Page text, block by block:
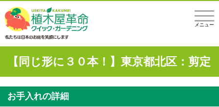
メニュー
【同じ形に３０本！】東京都北区：剪定
お手入れの詳細